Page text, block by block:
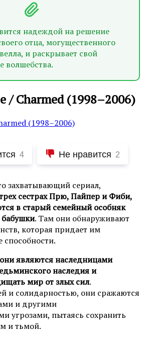
надеждой на решение
отца, могущественного
и раскрывает свой
волшебства.
/ Charmed (1998–2006)
4 Не нравится 2
захватывающий сериал,
сестрах Прю, Пайпер и Фиби,
в старый семейный особняк
бабушки. Там они обнаруживают
которая придает им
способности.
они являются наследницами
наследия и
мир от злых сил.
и солидарностью, они сражаются
и другими
угрозами, пытаясь сохранить
и тьмой.